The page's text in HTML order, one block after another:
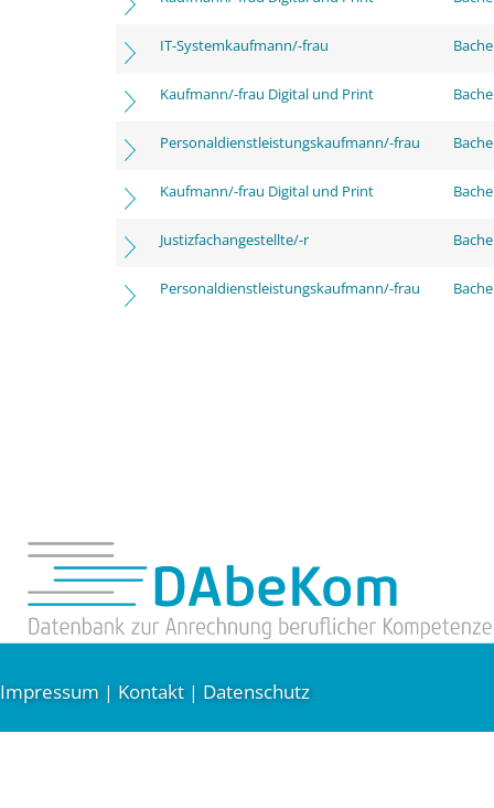
IT-Systemkaufmann/-frau
Kaufmann/-frau Digital und Print
Personaldienstleistungskaufmann/-frau
Kaufmann/-frau Digital und Print
Justizfachangestellte/-r
Personaldienstleistungskaufmann/-frau
Impressum | Kontakt | Datenschutz